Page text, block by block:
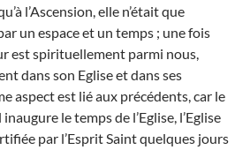
l’Ascension, elle n’était que
un espace et un temps ; une fois
est spirituellement parmi nous,
dans son Eglise et dans ses
aspect est lié aux précédents, car le
le temps de l’Eglise, l’Eglise
par l’Esprit Saint quelques jours